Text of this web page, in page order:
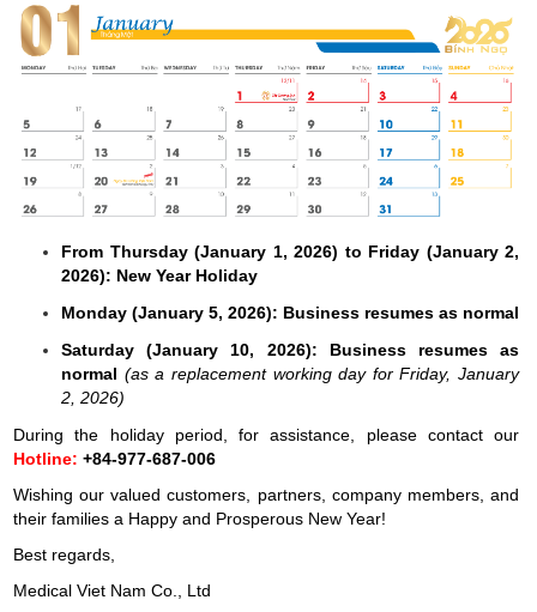
From Thursday (January 1, 2026) to Friday (January 2,
2026): New Year Holiday
Monday (January 5, 2026): Business resumes as normal
Saturday (January 10, 2026): Business resumes as
normal (as a replacement working day for Friday, January
2, 2026)
During the holiday period, for assistance, please contact our
Hotline: +84-977-687-006
Wishing our valued customers, partners, company members, and
their families a Happy and Prosperous New Year!
Best regards,
Medical Viet Nam Co., Ltd